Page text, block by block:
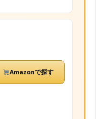
Amazonで探す